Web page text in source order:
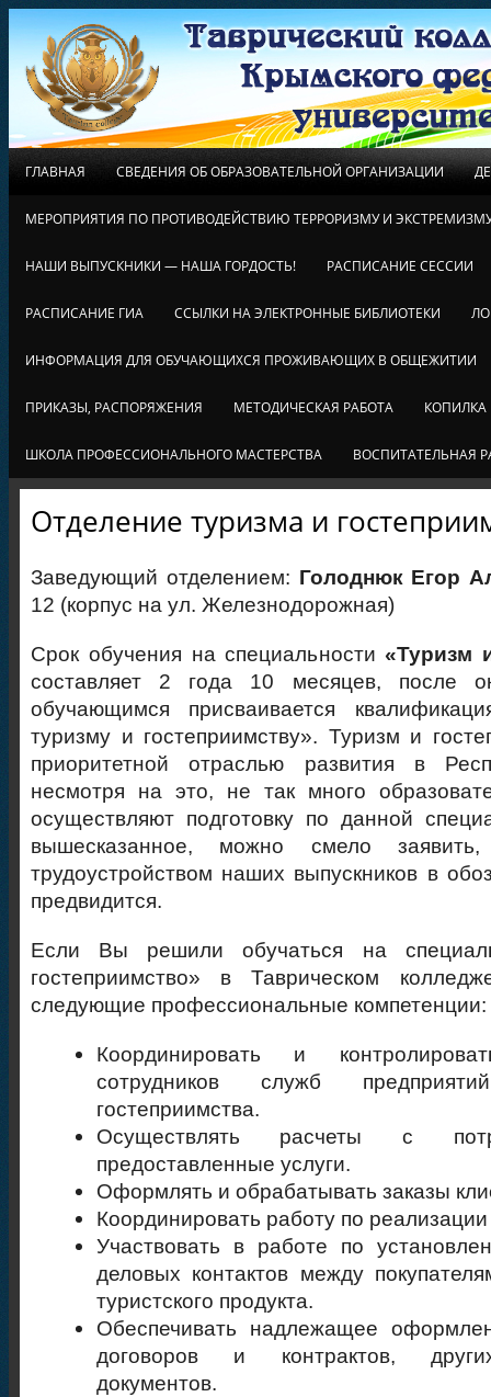
ГЛАВНАЯ СВЕДЕНИЯ ОБ ОБРАЗОВАТЕЛЬНОЙ ОРГАНИЗАЦИИ
МЕРОПРИЯТИЯ ПО ПРОТИВОДЕЙСТВИЮ ТЕРРОРИЗМУ И
НАШИ ВЫПУСКНИКИ — НАША ГОРДОСТЬ! РАСПИСАНИЕ СЕССИИ
РАСПИСАНИЕ ГИА ССЫЛКИ НА ЭЛЕКТРОННЫЕ БИБЛИОТЕКИ
ИНФОРМАЦИЯ ДЛЯ ОБУЧАЮЩИХСЯ ПРОЖИВАЮЩИХ В ОБЩЕЖИТИИ
ПРИКАЗЫ, РАСПОРЯЖЕНИЯ МЕТОДИЧЕСКАЯ РАБОТА КОПИЛКА
ШКОЛА ПРОФЕССИОНАЛЬНОГО МАСТЕРСТВА ВОСПИТАТЕЛЬНАЯ
Отделение туризма и
Заведующий отделением: Голоднюк Егор
12 (корпус на ул. Железнодорожная)
Срок обучения на специальности«Туризм
составляет 2 года 10 месяцев, после
обучающимся присваивается
туризму и гостеприимству». Туризм и
приоритетной отраслью развития в
несмотря на это, не так много
осуществляют подготовку по данной
вышесказанное, можно смело
трудоустройством наших выпускников в
предвидится.
Если Вы решили обучаться на
гостеприимство» в Таврическом
следующие профессиональные компетенции:
Координировать и
сотрудников служб
гостеприимства.
Осуществлять расчеты с
предоставленные услуги.
Оформлять и обрабатывать заказы
Координировать работу по реализации
Участвовать в работе по
деловых контактов между
туристского продукта.
Обеспечивать надлежащее
договоров и контрактов,
документов.